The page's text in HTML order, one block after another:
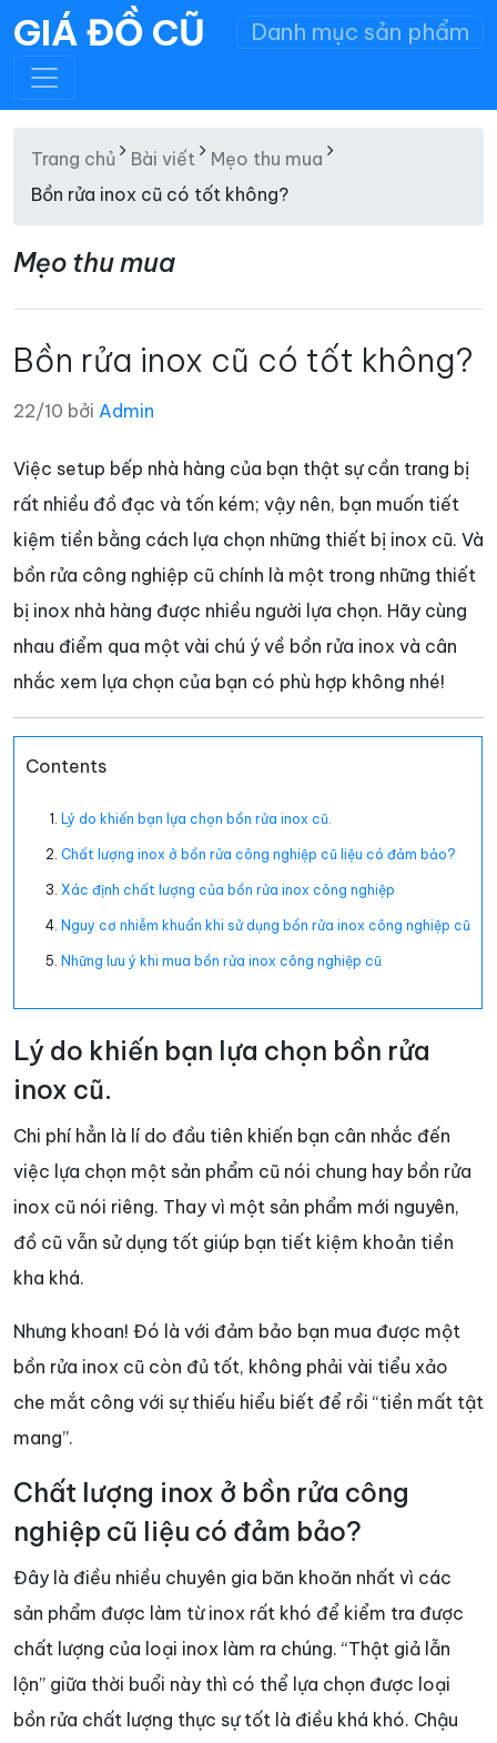
GIÁ ĐỒ CŨ Danh mục sản phẩm
Trang chủ Bài viết
Mẹo thu mua
Bồn rửa inox cũ có tốt không?
Mẹo thu mua
Bồn rửa inox cũ có tốt không?
22/10 bởi Admin
Việc setup bếp nhà hàng của bạn thật sự cần trang bị
rất nhiều đồ đạc và tốn kém; vậy nên, bạn muốn tiết
kiệm tiền bằng cách lựa chọn những thiết bị inox cũ. Và
bồn rửa công nghiệp cũ chính là một trong những thiết
bị inox nhà hàng được nhiều người lựa chọn. Hãy cùng
nhau điểm qua một vài chú ý về bồn rửa inox và cân
nhắc xem lựa chọn của bạn có phù hợp không nhé!
Contents
Lý do khiến bạn lựa chọn bồn rửa inox cũ.
Chất lượng inox ở bồn rửa công nghiệp cũ liệu có đảm bảo?
Xác định chất lượng của bồn rửa inox công nghiệp
Nguy cơ nhiễm khuẩn khi sử dụng bồn rửa inox công nghiệp cũ
Những lưu ý khi mua bồn rửa inox công nghiệp cũ
Lý do khiến bạn lựa chọn bồn rửa
inox cũ.
Chi phí hẳn là lí do đầu tiên khiến bạn cân nhắc đến
việc lựa chọn một sản phẩm cũ nói chung hay bồn rửa
inox cũ nói riêng. Thay vì một sản phẩm mới nguyên,
đồ cũ vẫn sử dụng tốt giúp bạn tiết kiệm khoản tiền
kha khá.
Nhưng khoan! Đó là với đảm bảo bạn mua được một
bồn rửa inox cũ còn đủ tốt, không phải vài tiểu xảo
che mắt công với sự thiếu hiểu biết để rồi “tiền mất tật
mang”.
Chất lượng inox ở bồn rửa công
nghiệp cũ liệu có đảm bảo?
Đây là điều nhiều chuyên gia băn khoăn nhất vì các
sản phẩm được làm từ inox rất khó để kiểm tra được
chất lượng của loại inox làm ra chúng. “Thật giả lẫn
lộn” giữa thời buổi này thì có thể lựa chọn được loại
bồn rửa chất lượng thực sự tốt là điều khá khó. Chậu